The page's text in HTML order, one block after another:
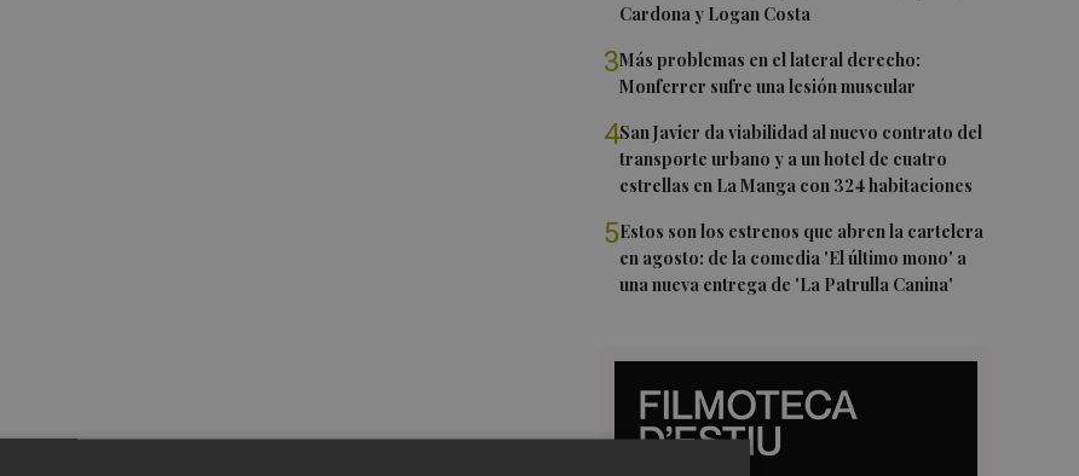
Cardona y Logan Costa
3Más problemas en el lateral derecho:
Monferrer sufre una lesión muscular
4San Javier da viabilidad al nuevo contrato del
transporte urbano y a un hotel de cuatro
estrellas en La Manga con 324 habitaciones
5Estos son los estrenos que abren la cartelera
en agosto: de la comedia 'El último mono' a
una nueva entrega de 'La Patrulla Canina'